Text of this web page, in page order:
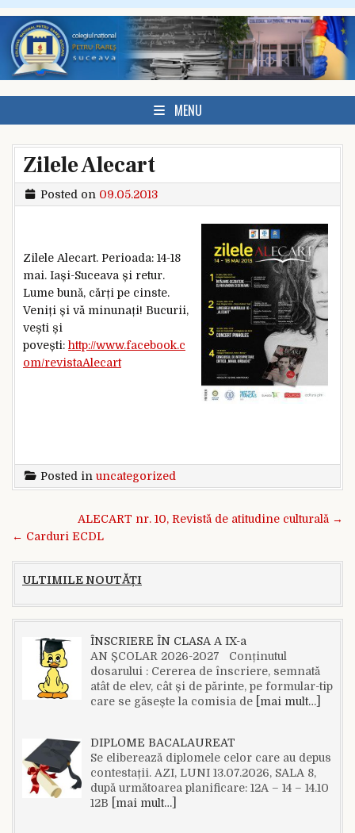
Skip to content
MENU
Zilele Alecart
Posted on 09.05.2013
Zilele Alecart. Perioada: 14-18
mai. Iași-Suceava și retur.
Lume bună, cărți pe cinste.
Veniți și vă minunați! Bucurii,
vești și
povești: http://www.facebook.c
om/revistaAlecart
Posted in uncategorized
Navigare în articole
ALECART nr. 10, Revistă de atitudine culturală →
← Carduri ECDL
ULTIMILE NOUTĂȚI
ÎNSCRIERE ÎN CLASA A IX-a
AN ȘCOLAR 2026-2027 Conținutul
dosarului : Cererea de înscriere, semnată
atât de elev, cât și de părinte, pe formular-tip
care se găsește la comisia de
[mai mult…]
DIPLOME BACALAUREAT
Se eliberează diplomele celor care au depus
contestații. AZI, LUNI 13.07.2026, SALA 8,
după următoarea planificare: 12A – 14 – 14.10
12B
[mai mult…]